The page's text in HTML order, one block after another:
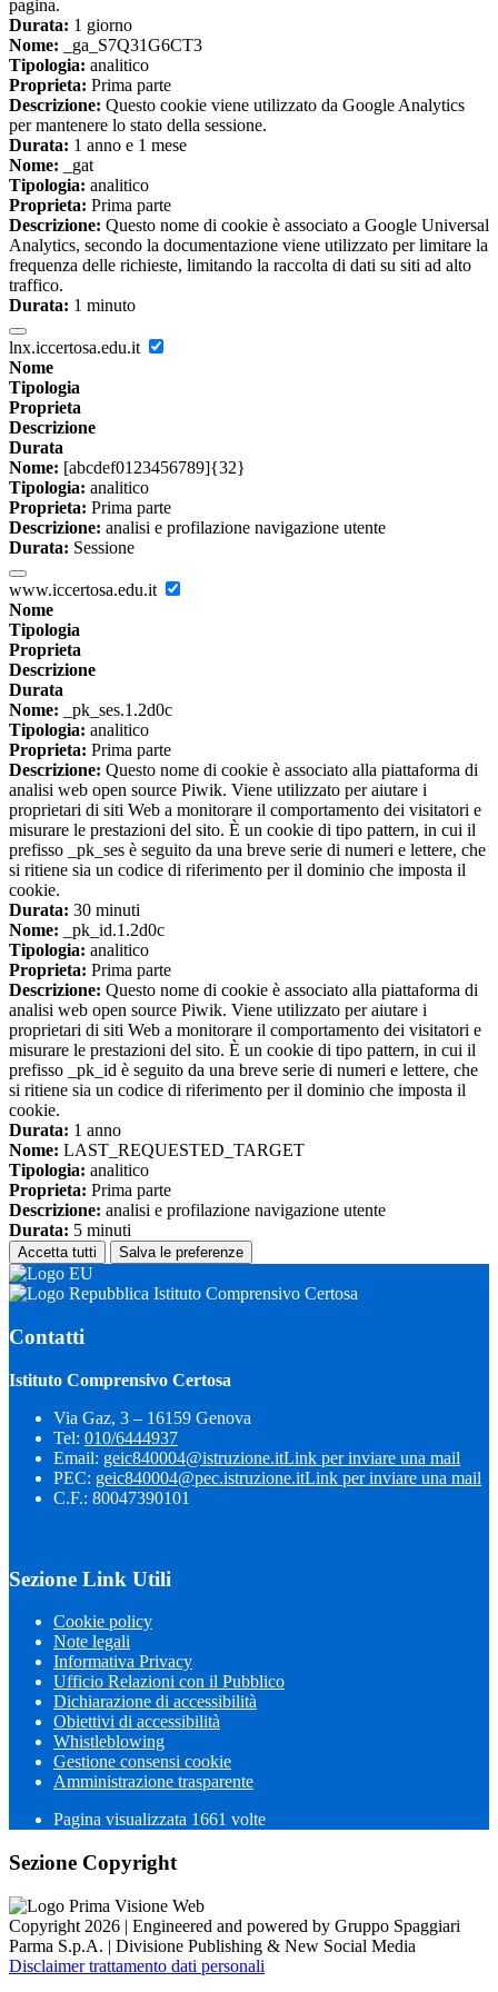
pagina.
Durata: 1 giorno
Nome: _ga_S7Q31G6CT3
Tipologia: analitico
Proprieta: Prima parte
Descrizione: Questo cookie viene utilizzato da Google Analytics
per mantenere lo stato della sessione.
Durata: 1 anno e 1 mese
Nome: _gat
Tipologia: analitico
Proprieta: Prima parte
Descrizione: Questo nome di cookie è associato a Google Universal
Analytics, secondo la documentazione viene utilizzato per limitare la
frequenza delle richieste, limitando la raccolta di dati su siti ad alto
traffico.
Durata: 1 minuto
lnx.iccertosa.edu.it
Nome
Tipologia
Proprieta
Descrizione
Durata
Nome: [abcdef0123456789]{32}
Tipologia: analitico
Proprieta: Prima parte
Descrizione: analisi e profilazione navigazione utente
Durata: Sessione
www.iccertosa.edu.it
Nome
Tipologia
Proprieta
Descrizione
Durata
Nome: _pk_ses.1.2d0c
Tipologia: analitico
Proprieta: Prima parte
Descrizione: Questo nome di cookie è associato alla piattaforma di
analisi web open source Piwik. Viene utilizzato per aiutare i
proprietari di siti Web a monitorare il comportamento dei visitatori e
misurare le prestazioni del sito. È un cookie di tipo pattern, in cui il
prefisso _pk_ses è seguito da una breve serie di numeri e lettere, che
si ritiene sia un codice di riferimento per il dominio che imposta il
cookie.
Durata: 30 minuti
Nome: _pk_id.1.2d0c
Tipologia: analitico
Proprieta: Prima parte
Descrizione: Questo nome di cookie è associato alla piattaforma di
analisi web open source Piwik. Viene utilizzato per aiutare i
proprietari di siti Web a monitorare il comportamento dei visitatori e
misurare le prestazioni del sito. È un cookie di tipo pattern, in cui il
prefisso _pk_id è seguito da una breve serie di numeri e lettere, che
si ritiene sia un codice di riferimento per il dominio che imposta il
cookie.
Durata: 1 anno
Nome: LAST_REQUESTED_TARGET
Tipologia: analitico
Proprieta: Prima parte
Descrizione: analisi e profilazione navigazione utente
Durata: 5 minuti
Accetta tutti Salva le preferenze
Istituto Comprensivo Certosa
Contatti
Istituto Comprensivo Certosa
Via Gaz, 3 – 16159 Genova
Tel: 010/6444937
Email: geic840004@istruzione.itLink per inviare una mail
PEC: geic840004@pec.istruzione.itLink per inviare una mail
C.F.: 80047390101
Sezione Link Utili
Cookie policy
Note legali
Informativa Privacy
Ufficio Relazioni con il Pubblico
Dichiarazione di accessibilità
Obiettivi di accessibilità
Whistleblowing
Gestione consensi cookie
Amministrazione trasparente
Pagina visualizzata 1661 volte
Sezione Copyright
Copyright 2026 | Engineered and powered by Gruppo Spaggiari
Parma S.p.A. | Divisione Publishing & New Social Media
Disclaimer trattamento dati personali